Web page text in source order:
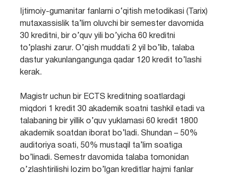
Ijtimoiy-gumanitar fanlarni o‘qitish metodikasi (Tarix)
mutaxassislik ta’lim oluvchi bir semester davomida
30 kreditni, bir o’quv yili bo’yicha 60 kreditni
to’plashi zarur. O’qish muddati 2 yil bo’lib, talaba
dastur yakunlangangunga qadar 120 kredit to’lashi
kerak.
Magistr uchun bir ECTS kreditning soatlardagi
miqdori 1 kredit 30 akademik soatni tashkil etadi va
talabaning bir yillik o’quv yuklamasi 60 kredit 1800
akademik soatdan iborat bo’ladi. Shundan – 50%
auditoriya soati, 50% mustaqil ta’lim soatiga
bo’linadi. Semestr davomida talaba tomonidan
o’zlashtirilishi lozim bo’lgan kreditlar hajmi fanlar